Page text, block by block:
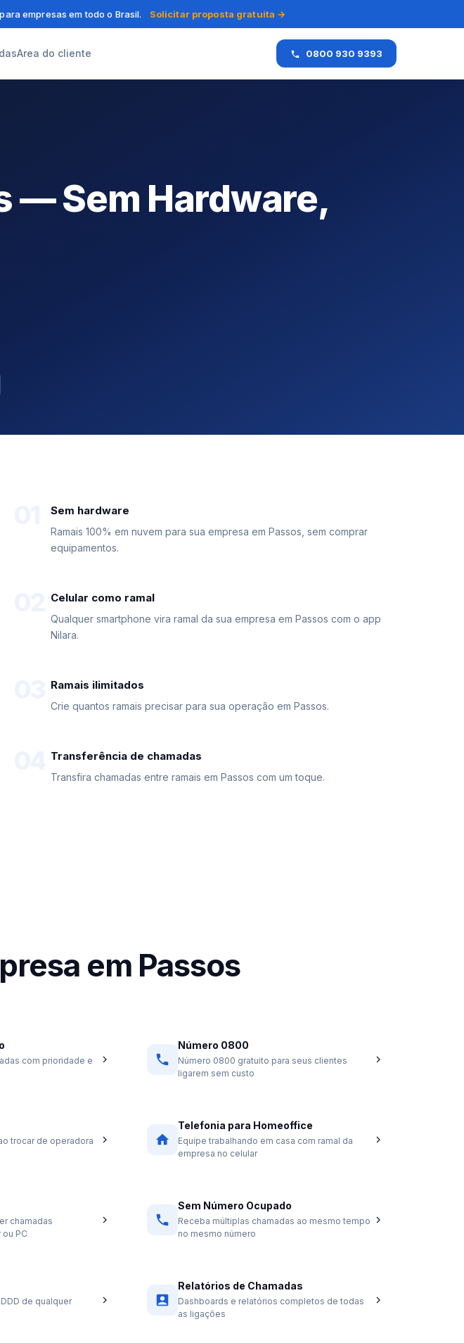
empresas em todo o Brasil. Solicitar proposta gratuita →
Area do cliente 0800 930 9393
— Sem Hardware,
Sem hardware
Ramais 100% em nuvem para sua empresa em Passos, sem comprar
equipamentos.
Celular como ramal
Qualquer smartphone vira ramal da sua empresa em Passos com o app
Nilara.
Ramais ilimitados
Crie quantos ramais precisar para sua operação em Passos.
Transferência de chamadas
Transfira chamadas entre ramais em Passos com um toque.
em Passos
com prioridade e
Número 0800
Número 0800 gratuito para seus clientes
ligarem sem custo
trocar de operadora
Telefonia para Homeoffice
Equipe trabalhando em casa com ramal da
empresa no celular
chamadas
PC
Sem Número Ocupado
Receba múltiplas chamadas ao mesmo tempo
no mesmo número
de qualquer
Relatórios de Chamadas
Dashboards e relatórios completos de todas
as ligações